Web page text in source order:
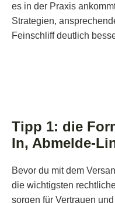
es in der Praxis
Strategien,
Feinschliff deutlich
Tipp 1: die
In, Abmelde-
Bevor du mit dem
die wichtigsten
sorgen für Vertrauen